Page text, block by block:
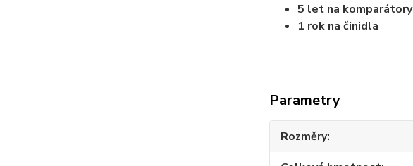
5 let na komparátory
1 rok na činidla
Parametry
Rozměry